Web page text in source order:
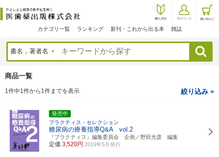
カテゴリ一覧 ランキング 新刊・これから出る本 雑誌
検索
商品一覧
1件中1件から1件までを表示 絞り込み »
発売中
プラクティス・セレクション
糖尿病の療養指導Q&A vol.2
『プラクティス』編集委員会 企画／野田光彦 編集
定価 3,520円 2019年5月発行